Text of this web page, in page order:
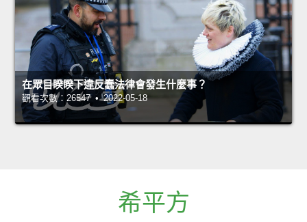
在眾目睽睽下違反蠢法律會發生什麼事？
觀看次數：26547 • 2022-05-18
希平方